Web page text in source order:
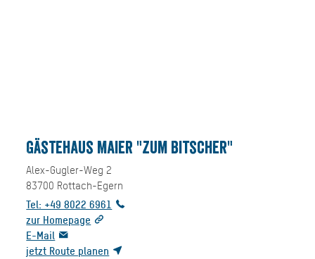
Gästehaus Maier "zum Bitscher"
Alex-Gugler-Weg 2
83700 Rottach-Egern
Tel: +49 8022 6961
zur Homepage
E-Mail
jetzt Route planen